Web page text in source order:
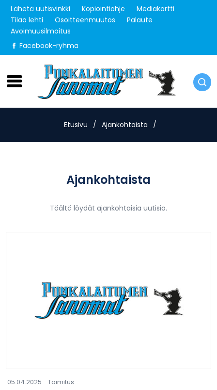
Lähetä uutisvinkki Kopiointiohje
Mediakortti
Tilaa lehti
Osoitteenmuutos
Palaute
Avoimuusilmoitus
Facebook-ryhmä
Etusivu / Ajankohtaista /
Ajankohtaista
Täältä löydät ajankohtaisia uutisia.
05.04.2025 - Toimitus